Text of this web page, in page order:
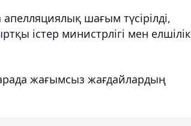
шағым түсірілді,
істер министрлігі мен елшілік
жағымсыз жағдайлардың